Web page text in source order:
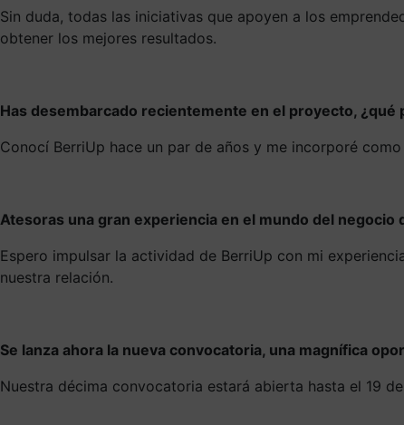
Sin duda, todas las iniciativas que apoyen a los
obtener los mejores resultados.
Has desembarcado recientemente en el proyecto,
Conocí BerriUp hace un par de años y me incorporé
Atesoras una gran experiencia en el mundo del
Espero impulsar la actividad de BerriUp con mi
nuestra relación.
Se lanza ahora la nueva convocatoria, una magnífica
Nuestra décima convocatoria estará abierta hasta el 19